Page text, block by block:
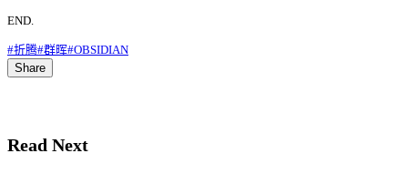
END.
#折腾#群晖#OBSIDIAN
Share
Read Next